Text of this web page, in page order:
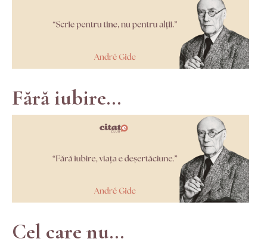
Fără iubire...
Cel care nu...